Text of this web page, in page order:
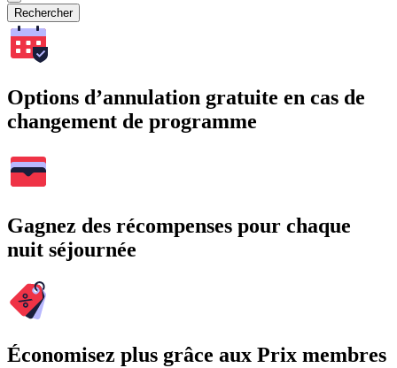
Rechercher
Options d’annulation gratuite en cas de
changement de programme
Gagnez des récompenses pour chaque
nuit séjournée
Économisez plus grâce aux Prix membres